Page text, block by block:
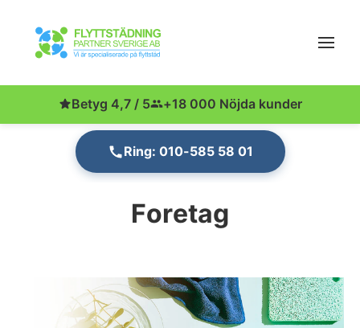
Betyg 4,7 / 5 +18 000 Nöjda kunder
Ring: 010-585 58 01
Foretag